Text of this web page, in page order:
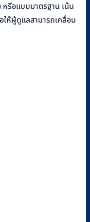
หรือแบบมาตรฐาน เน้น
ให้ผู้ดูแลสามารถเคลื่อน